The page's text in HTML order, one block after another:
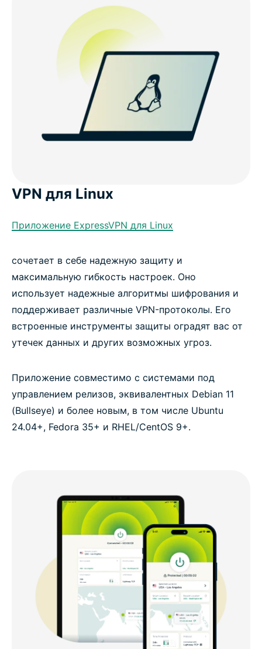
VPN для Linux
Приложение ExpressVPN для Linux
сочетает в себе надежную защиту и
максимальную гибкость настроек. Оно
использует надежные алгоритмы шифрования и
поддерживает различные VPN-протоколы. Его
встроенные инструменты защиты оградят вас от
утечек данных и других возможных угроз.
Приложение совместимо с системами под
управлением релизов, эквивалентных Debian 11
(Bullseye) и более новым, в том числе Ubuntu
24.04+, Fedora 35+ и RHEL/CentOS 9+.